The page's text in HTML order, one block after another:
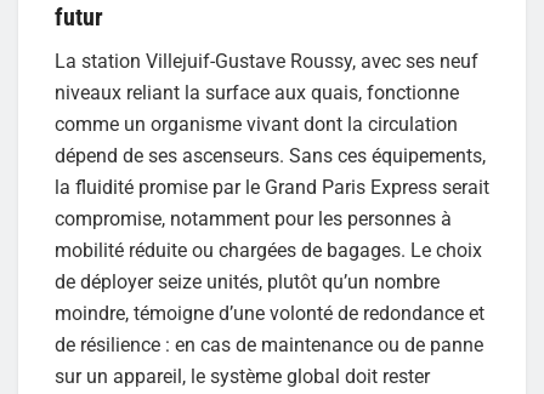
futur
La station Villejuif-Gustave Roussy, avec ses neuf
niveaux reliant la surface aux quais, fonctionne
comme un organisme vivant dont la circulation
dépend de ses ascenseurs. Sans ces équipements,
la fluidité promise par le Grand Paris Express serait
compromise, notamment pour les personnes à
mobilité réduite ou chargées de bagages. Le choix
de déployer seize unités, plutôt qu’un nombre
moindre, témoigne d’une volonté de redondance et
de résilience : en cas de maintenance ou de panne
sur un appareil, le système global doit rester